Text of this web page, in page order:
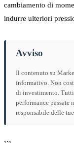
cambiamento di
indurre ulteriori
Avviso
Il contenuto su
informativo. Non
di investimento.
performance
responsabile delle
```